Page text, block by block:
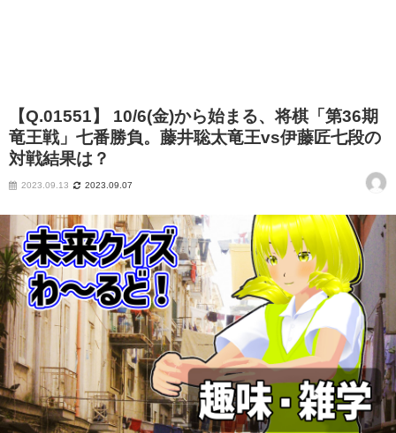
【Q.01551】 10/6(金)から始まる、将棋「第36期
竜王戦」七番勝負。藤井聡太竜王vs伊藤匠七段の
対戦結果は？
2023.09.13 2023.09.07